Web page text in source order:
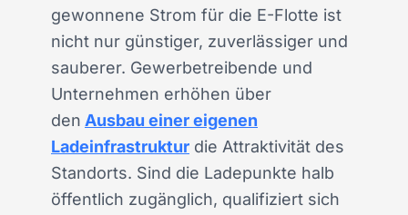
gewonnene Strom für die E-Flotte ist
nicht nur günstiger, zuverlässiger und
sauberer. Gewerbetreibende und
Unternehmen erhöhen über
den Ausbau einer eigenen
Ladeinfrastruktur die Attraktivität des
Standorts. Sind die Ladepunkte halb
öffentlich zugänglich, qualifiziert sich